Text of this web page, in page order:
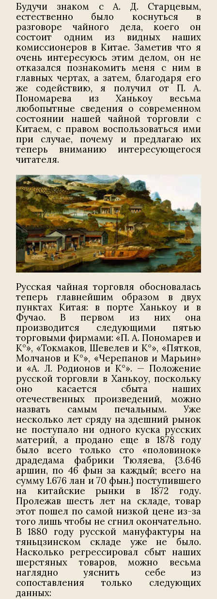
Будучи знаком с А. Д. Старцевым,
естественно было коснуться в
разговоре чайного дела, коего он
состоит одним из видных наших
комиссионеров в Китае. Заметив что я
очень интересуюсь этим делом, он не
отказался познакомить меня с ним в
главных чертах, а затем, благодаря его
же содействию, я получил от П. А.
Пономарева из Ханькоу весьма
любопытные сведения о современном
состоянии нашей чайной торговли с
Китаем, с правом воспользоваться ими
при случае, почему и предлагаю их
теперь вниманию интересующегося
читателя.
Русская чайная торговля обосновалась
теперь главнейшим образом в двух
пунктах Китая: в порте Ханькоу и в
Фучао. В первом из них она
производится следующими пятью
торговыми фирмами: «П. А. Пономарев и
К°», «Токмаков, Шевелев и К°», «Пятков,
Молчанов и К°», «Черепанов и Марьин»
и «А. Л. Родионов и K°». — Положение
русской торговли в Ханькоу, поскольку
оно касается сбыта наших
отечественных произведений, можно
назвать самым печальным. Уже
несколько лет сряду на здешний рынок
не поступало ни одного куска русских
материй, а продано еще в 1878 году
было всего только сто «половинок»
драдедама фабрики Тюляева, {3.646
аршин, по 46 фын за каждый; всего на
сумму 1.676 лан и 70 фын.} поступившего
на китайские рынки в 1872 году.
Пролежав шесть лет на складе, товар
этот пошел по самой низкой цене из-за
того лишь чтобы не сгнил окончательно.
В 1880 году русской мануфактуры на
тяньцзинском складе уже не было.
Насколько регрессировал сбыт наших
шерстяных товаров, можно весьма
наглядно уяснить себе из
сопоставления только следующих
данных: